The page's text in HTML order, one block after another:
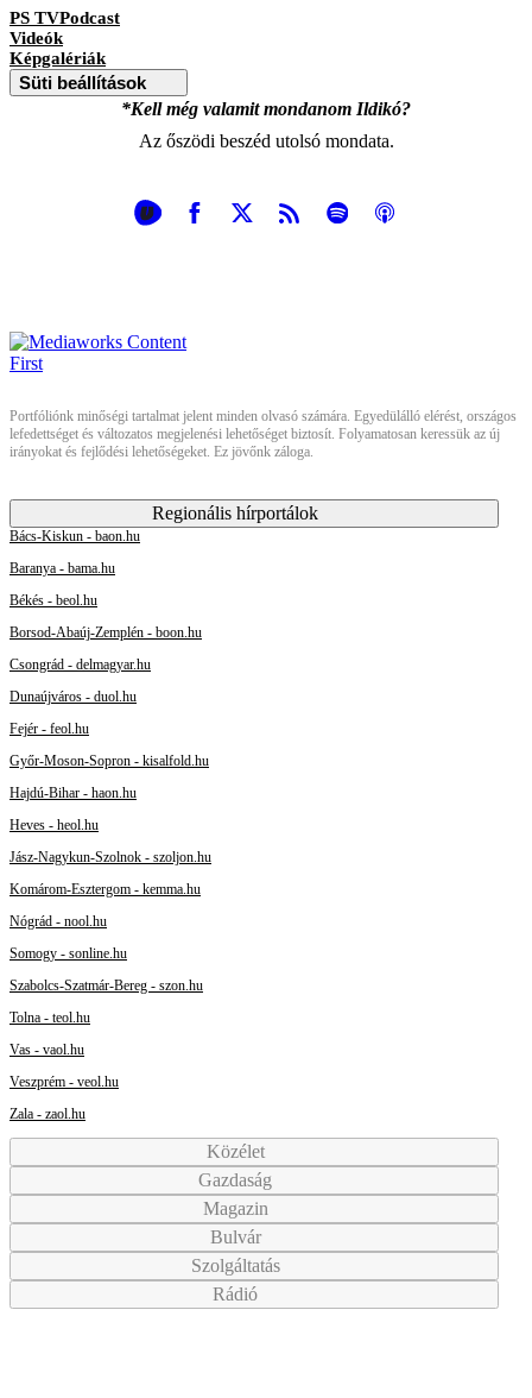
PS TVPodcast
Videók
Képgalériák
Süti beállítások
*Kell még valamit mondanom Ildikó?
Az őszödi beszéd utolsó mondata.
Portfóliónk minőségi tartalmat jelent minden olvasó számára. Egyedülálló elérést, országos
lefedettséget és változatos megjelenési lehetőséget biztosít. Folyamatosan keressük az új
irányokat és fejlődési lehetőségeket. Ez jövőnk záloga.
Regionális hírportálok
Bács-Kiskun - baon.hu
Baranya - bama.hu
Békés - beol.hu
Borsod-Abaúj-Zemplén - boon.hu
Csongrád - delmagyar.hu
Dunaújváros - duol.hu
Fejér - feol.hu
Győr-Moson-Sopron - kisalfold.hu
Hajdú-Bihar - haon.hu
Heves - heol.hu
Jász-Nagykun-Szolnok - szoljon.hu
Komárom-Esztergom - kemma.hu
Nógrád - nool.hu
Somogy - sonline.hu
Szabolcs-Szatmár-Bereg - szon.hu
Tolna - teol.hu
Vas - vaol.hu
Veszprém - veol.hu
Zala - zaol.hu
Közélet
Gazdaság
Magazin
Bulvár
Szolgáltatás
Rádió